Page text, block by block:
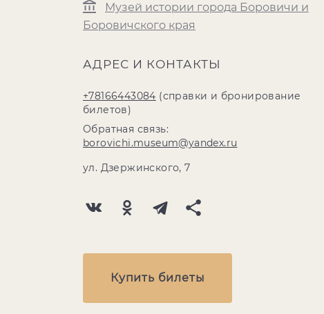
Музей истории города Боровичи и
Боровичского края
АДРЕС И КОНТАКТЫ
+78166443084 (справки и бронирование
билетов)
Обратная связь:
borovichi.museum@yandex.ru
ул. Дзержинского, 7
Купить билеты